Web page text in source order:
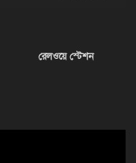
রেলওয়ে স্টেশন